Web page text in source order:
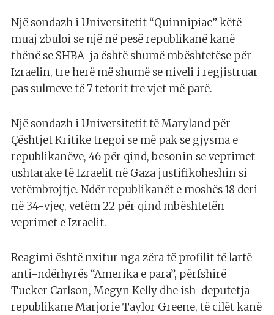
Një sondazh i Universitetit “Quinnipiac” këtë
muaj zbuloi se një në pesë republikanë kanë
thënë se SHBA-ja është shumë mbështetëse për
Izraelin, tre herë më shumë se niveli i regjistruar
pas sulmeve të 7 tetorit tre vjet më parë.
Një sondazh i Universitetit të Maryland për
Çështjet Kritike tregoi se më pak se gjysma e
republikanëve, 46 për qind, besonin se veprimet
ushtarake të Izraelit në Gaza justifikoheshin si
vetëmbrojtje. Ndër republikanët e moshës 18 deri
në 34-vjeç, vetëm 22 për qind mbështetën
veprimet e Izraelit.
Reagimi është nxitur nga zëra të profilit të lartë
anti-ndërhyrës “Amerika e para”, përfshirë
Tucker Carlson, Megyn Kelly dhe ish-deputetja
republikane Marjorie Taylor Greene, të cilët kanë